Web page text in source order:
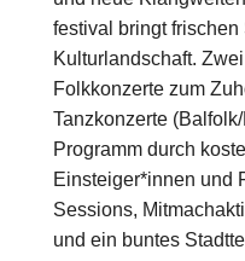
festival bringt
Kulturlandschaft.
Folkkonzerte zum
Tanzkonzerte
Programm durch
Einsteiger*innen und
Sessions,
und ein buntes